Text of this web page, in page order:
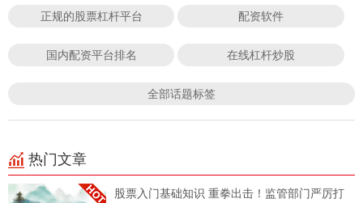
正规的股票杠杆平台 配资软件
国内配资平台排名 在线杠杆炒股
全部话题标签
热门文章
股票入门基础知识 重拳出击！监管部门严厉打